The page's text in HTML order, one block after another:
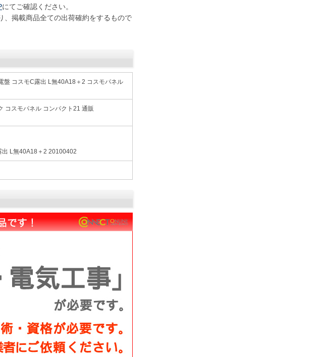
にてご確認ください。
掲載商品全ての出荷確約をするもので
盤 コスモC露出 L無40A18＋2 コスモパネル
コスモパネル コンパクト21 通販
出 L無40A18＋2 20100402